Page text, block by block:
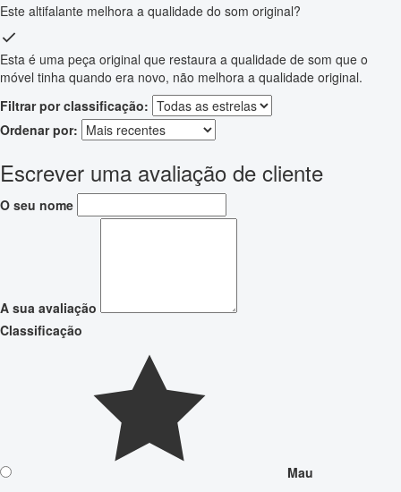
Este altifalante melhora a qualidade do som original?
Esta é uma peça original que restaura a qualidade de som que o
móvel tinha quando era novo, não melhora a qualidade original.
Filtrar por classificação:
Ordenar por:
Escrever uma avaliação de cliente
O seu nome
A sua avaliação
Classificação
Mau